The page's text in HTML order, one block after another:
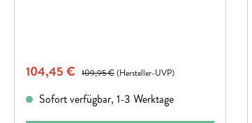
und Sie können problemlos Packtaschen,
Verkaufspreis:
104,45 € Regulärer Preis:
109,95 €(Hersteller-UVP)
Sofort verfügbar, 1-3 Werktage